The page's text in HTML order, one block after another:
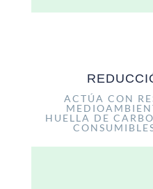
ACTÚA CON
HUELLA DE